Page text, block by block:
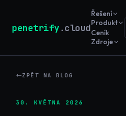
penetrify .cloud
Řešení
Produkt
Ceník
Zdroje
ZPĚT NA BLOG
30. KVĚTNA 2026